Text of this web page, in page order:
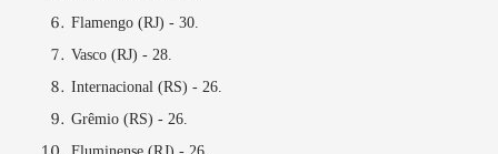
Flamengo (RJ) - 30.
Vasco (RJ) - 28.
Internacional (RS) - 26.
Grêmio (RS) - 26.